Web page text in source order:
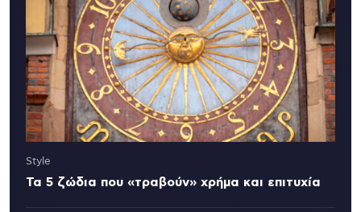
Style
Τα 5 ζώδια που «τραβούν» χρήμα και επιτυχία